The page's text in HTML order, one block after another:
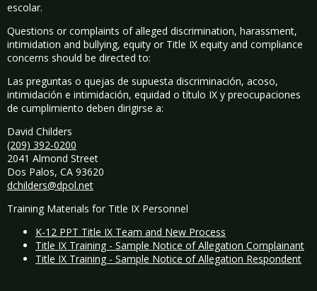
escolar.
Questions or complaints of alleged discrimination, harassment,
intimidation and bullying, equity or Title IX equity and compliance
concerns should be directed to:
Las preguntas o quejas de supuesta discriminación, acoso,
intimidación e intimidación, equidad o título IX y preocupaciones
de cumplimiento deben dirigirse a:
David Childers
(209) 392-0200
2041 Almond Street
Dos Palos, CA 93620
dchilders@dpol.net
Training Materials for Title IX Personnel
K-12 PPT Title IX Team and New Process
Title IX Training - Sample Notice of Allegation Complainant
Title IX Training - Sample Notice of Allegation Respondent